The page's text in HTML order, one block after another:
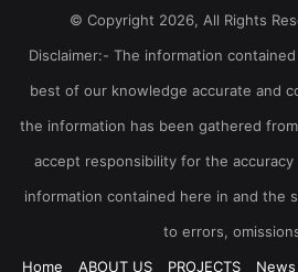
© Copyright 2026, All Rights
Disclaimer:- The information
best of our knowledge accurate and
the information has been gathered
accept responsibility for the
information contained here in and the
to errors,
Home
ABOUT US PROJECTS News